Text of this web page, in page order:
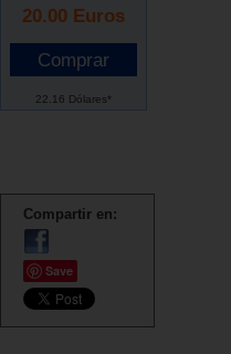
20.00 Euros
22.16 Dólares*
Compartir en:
Save